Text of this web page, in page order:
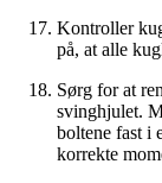
Kontroller
på, at alle
Sørg for at
svinghjulet.
boltene fast i
korrekte